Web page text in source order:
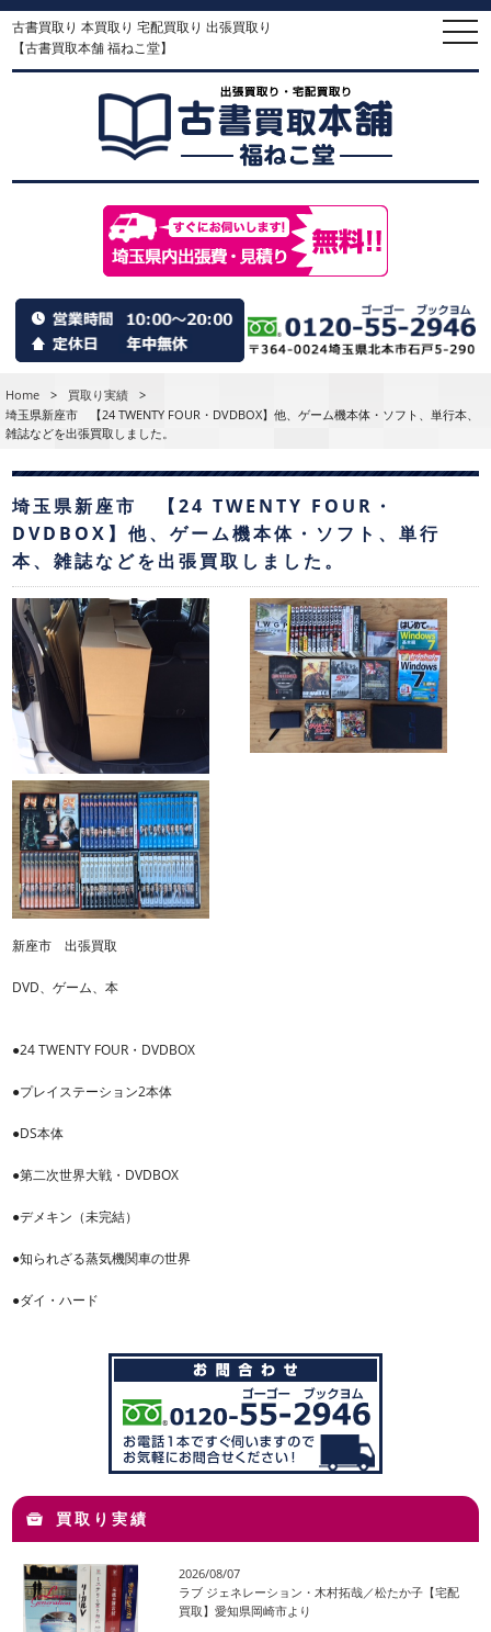
古書買取り 本買取り 宅配買取り 出張買取り
【古書買取本舗 福ねこ堂】
Home > 買取り実績
>
埼玉県新座市 【24 TWENTY FOUR・DVDBOX】他、ゲーム機本体・ソフト、単行本、
雑誌などを出張買取しました。
埼玉県新座市 【24 TWENTY FOUR・
DVDBOX】他、ゲーム機本体・ソフト、単行
本、雑誌などを出張買取しました。
新座市 出張買取
DVD、ゲーム、本
●24 TWENTY FOUR・DVDBOX
●プレイステーション2本体
●DS本体
●第二次世界大戦・DVDBOX
●デメキン（未完結）
●知られざる蒸気機関車の世界
●ダイ・ハード
買取り実績
2026/08/07
ラブ ジェネレーション・木村拓哉／松たか子【宅配
買取】愛知県岡崎市より